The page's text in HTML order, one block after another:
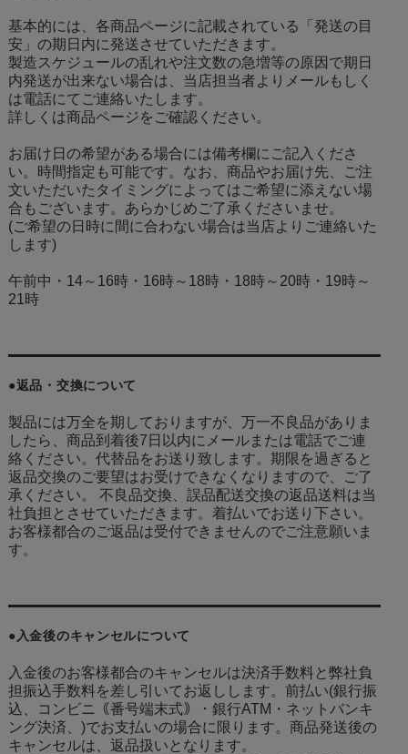
基本的には、各商品ページに記載されている「発送の目
安」の期日内に発送させていただきます。
製造スケジュールの乱れや注文数の急増等の原因で期日
内発送が出来ない場合は、当店担当者よりメールもしく
は電話にてご連絡いたします。
詳しくは商品ページをご確認ください。
お届け日の希望がある場合には備考欄にご記入くださ
い。時間指定も可能です。なお、商品やお届け先、ご注
文いただいたタイミングによってはご希望に添えない場
合もございます。あらかじめご了承くださいませ。
(ご希望の日時に間に合わない場合は当店よりご連絡いた
します)
午前中・14～16時・16時～18時・18時～20時・19時～
21時
●返品・交換について
製品には万全を期しておりますが、万一不良品がありま
したら、商品到着後7日以内にメールまたは電話でご連
絡ください。代替品をお送り致します。期限を過ぎると
返品交換のご要望はお受けできなくなりますので、ご了
承ください。 不良品交換、誤品配送交換の返品送料は当
社負担とさせていただきます。着払いでお送り下さい。
お客様都合のご返品は受付できませんのでご注意願いま
す。
●入金後のキャンセルについて
入金後のお客様都合のキャンセルは決済手数料と弊社負
担振込手数料を差し引いてお返しします。前払い(銀行振
込、コンビニ｟番号端末式｠・銀行ATM・ネットバンキ
ング決済、 )でお支払いの場合に限ります。商品発送後の
キャンセルは、返品扱いとなります。